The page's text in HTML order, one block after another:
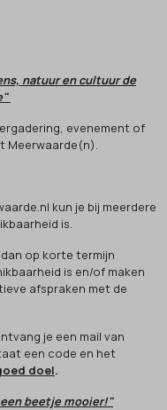
natuur en cultuur de
evenement of
Meerwaarde(n).
kun je bij meerdere
is.
op korte termijn
is en/of maken
afspraken met de
je een mail van
een code en het
doel.
beetje mooier!"